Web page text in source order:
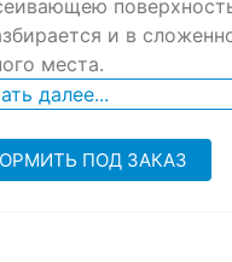
и в
места.
далее...
ПОД ЗАКАЗ